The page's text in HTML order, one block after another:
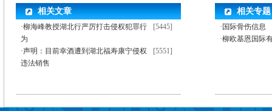
相关文章
[5445]
·柳海峰教授湖北行严厉打击侵权犯罪行
为
[5551]
·声明：目前幸酒遭到湖北福寿康宁侵权
违法销售
相关专题
·国际骨伤信息
·柳欧基恩国际